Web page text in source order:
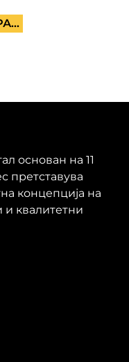
основан на 11
претставува
концепција на
квалитетни